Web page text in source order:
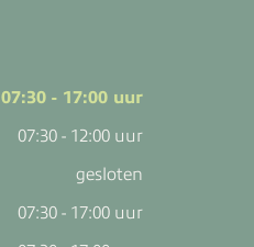
07:30 - 17:00 uur
07:30 - 12:00 uur
gesloten
07:30 - 17:00 uur